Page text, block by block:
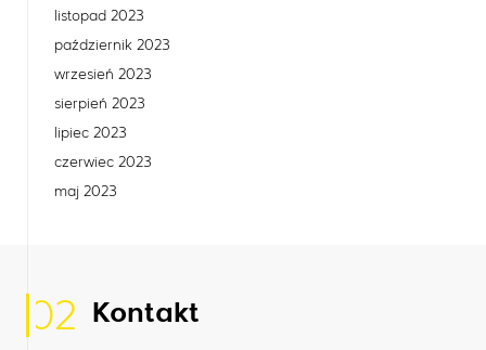
listopad 2023
październik 2023
wrzesień 2023
sierpień 2023
lipiec 2023
czerwiec 2023
maj 2023
02 Kontakt